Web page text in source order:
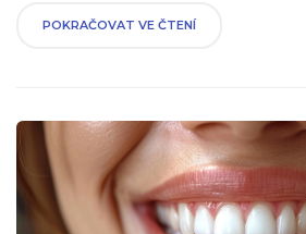
tipů, jak pečovat o zuby, aby se
POKRAČOVAT VE ČTENÍ